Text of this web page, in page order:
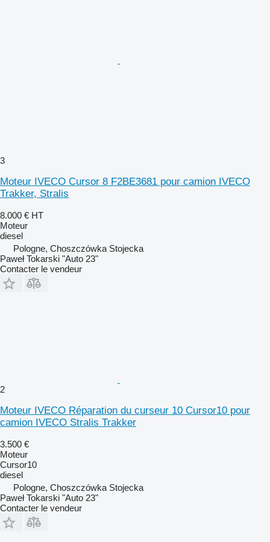
3
Moteur IVECO Cursor 8 F2BE3681 pour camion IVECO
Trakker, Stralis
8.000 € HT
Moteur
diesel
Pologne, Choszczówka Stojecka
Paweł Tokarski "Auto 23"
Contacter le vendeur
2
Moteur IVECO Réparation du curseur 10 Cursor10 pour
camion IVECO Stralis Trakker
3.500 €
Moteur
Cursor10
diesel
Pologne, Choszczówka Stojecka
Paweł Tokarski "Auto 23"
Contacter le vendeur